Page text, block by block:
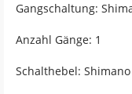
Gangschaltung:
Anzahl Gänge: 1
Schalthebel: